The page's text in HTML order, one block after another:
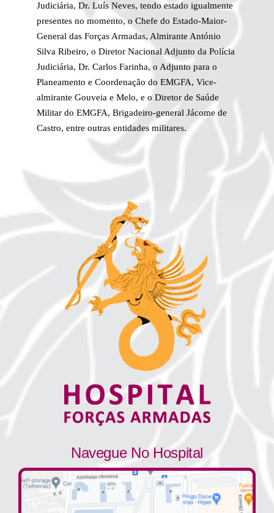
Judiciária, Dr. Luís Neves, tendo estado igualmente
presentes no momento, o Chefe do Estado-Maior-
General das Forças Armadas, Almirante António
Silva Ribeiro, o Diretor Nacional Adjunto da Polícia
Judiciária, Dr. Carlos Farinha, o Adjunto para o
Planeamento e Coordenação do EMGFA, Vice-
almirante Gouveia e Melo, e o Diretor de Saúde
Militar do EMGFA, Brigadeiro-general Jácome de
Castro, entre outras entidades militares.
Navegue No Hospital